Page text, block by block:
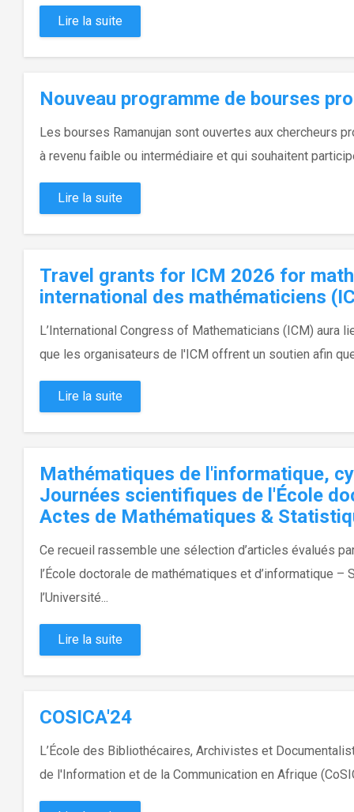
Lire la suite
Nouveau programme de bourses
Les bourses Ramanujan sont ouvertes aux chercheurs
à revenu faible ou intermédiaire et qui souhaitent
Lire la suite
Travel grants for ICM 2026 for
international des mathématiciens
L’International Congress of Mathematicians (ICM) aura
que les organisateurs de l'ICM offrent un soutien afin
Lire la suite
Mathématiques de l'informatique,
Journées scientifiques de l'École
Actes de Mathématiques &
Ce recueil rassemble une sélection d’articles évalués
l’École doctorale de mathématiques et d’informatique
l’Université...
Lire la suite
COSICA'24
L’École des Bibliothécaires, Archivistes et
de l'Information et de la Communication en Afrique